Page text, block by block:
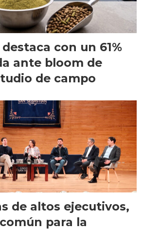
con un 61%
ante bloom de
de campo
de altos ejecutivos,
para la